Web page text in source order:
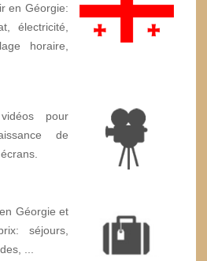
en Géorgie:
électricité,
horaire,
pour
de
Géorgie et
séjours,
...